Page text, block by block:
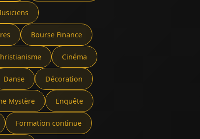
Bourse Finance
Cinéma
Danse Décoration
Mystère Enquête
Formation continue